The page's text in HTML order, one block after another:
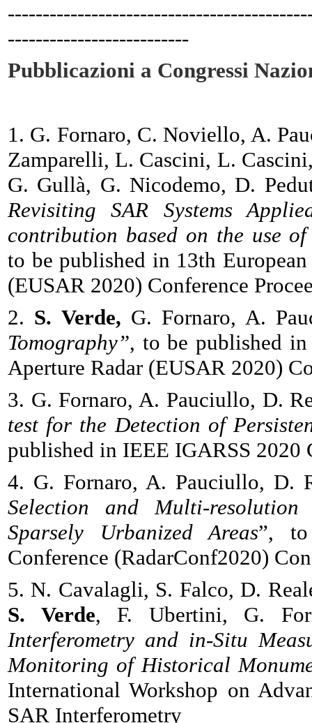
--------------------------
Pubblicazioni a Congressi
1. G. Fornaro, C. Noviello, A.
Zamparelli, L. Cascini, L.
G. Gullà, G. Nicodemo, D.
Revisiting SAR Systems
contribution based on the use
to be published in 13th
(EUSAR 2020) Conference
2. S. Verde, G. Fornaro, A.
Tomography”, to be published in
Aperture Radar (EUSAR 2020)
3. G. Fornaro, A. Pauciullo, D.
test for the Detection of
published in IEEE IGARSS 2020
4. G. Fornaro, A. Pauciullo, D.
Selection and Multi-
Sparsely Urbanized Areas”,
Conference (RadarConf2020)
5. N. Cavalagli, S. Falco, D.
S. Verde, F. Ubertini, G.
Interferometry and in-Situ
Monitoring of Historical
International Workshop on
SAR Interferometry